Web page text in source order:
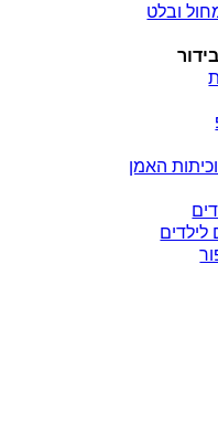
ובלט
האמן
לילדים